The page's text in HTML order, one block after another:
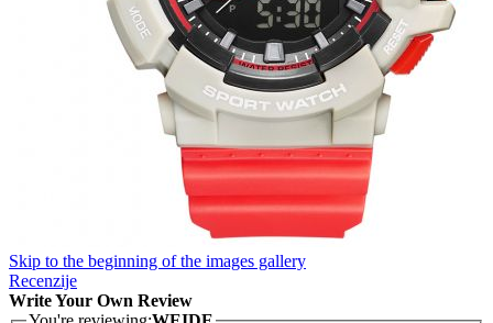
Skip to the beginning of the images gallery
Recenzije
Write Your Own Review